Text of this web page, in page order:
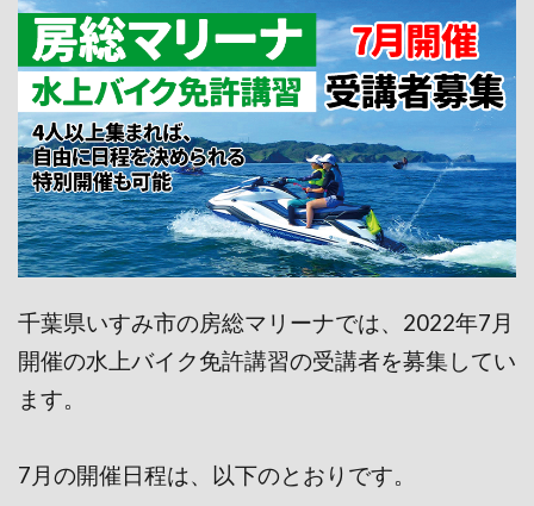
千葉県いすみ市の房総マリーナでは、2022年7月
開催の水上バイク免許講習の受講者を募集してい
ます。
7月の開催日程は、以下のとおりです。